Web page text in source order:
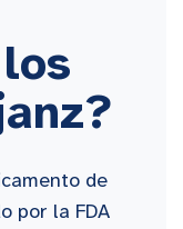
de
por la FDA